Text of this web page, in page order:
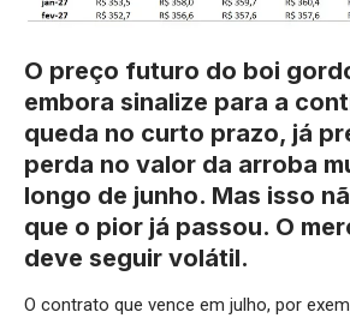
O preço futuro do boi
embora sinalize para a
queda no curto prazo, já
perda no valor da arroba
longo de junho. Mas isso
que o pior já passou. O
deve seguir volátil.
O contrato que vence em julho, por